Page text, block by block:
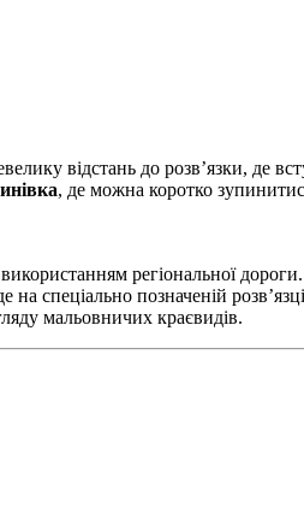
відстань до розв’язки, де
, де можна коротко
регіональної
на спеціально позначеній
мальовничих краєвидів.